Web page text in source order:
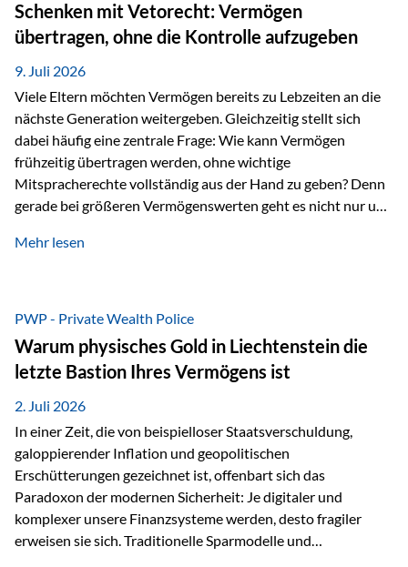
Vienna-Life eine durchdachte Gestaltungsmöglichkeit. Die
Ausgangssituation Stellen Sie sich folgendes Beispiel vor:
Ein…
Schenken mit Vetorecht: Vermögen
übertragen, ohne die Kontrolle aufzugeben
9. Juli 2026
Viele Eltern möchten Vermögen bereits zu Lebzeiten an die
nächste Generation weitergeben. Gleichzeitig stellt sich
dabei häufig eine zentrale Frage: Wie kann Vermögen
frühzeitig übertragen werden, ohne wichtige
Mitspracherechte vollständig aus der Hand zu geben? Denn
gerade bei größeren Vermögenswerten geht es nicht nur um
sicherzustellen, dass das Vermögen langfristig erhalten
folgende Situation vor: Ein Vater schenkt seiner Tochter
einen Teil seines Vermögens. Einige Jahre später möchte die
Tochter das Geld kurzfristig verwenden, um…
Mehr lesen
PWP - Private Wealth Police
Warum physisches Gold in Liechtenstein die
letzte Bastion Ihres Vermögens ist
2. Juli 2026
In einer Zeit, die von beispielloser Staatsverschuldung,
galoppierender Inflation und geopolitischen
Erschütterungen gezeichnet ist, offenbart sich das
Paradoxon der modernen Sicherheit: Je digitaler und
komplexer unsere Finanzsysteme werden, desto fragiler
erweisen sie sich. Traditionelle Sparmodelle und